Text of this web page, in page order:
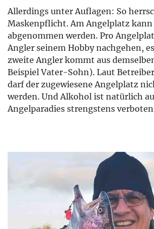
Allerdings unter Auflagen: So
Maskenpflicht. Am Angelplatz kann
abgenommen werden. Pro
Angler seinem Hobby nachgehen,
zweite Angler kommt aus
Beispiel Vater-Sohn). Laut
darf der zugewiesene Angelplatz
werden. Und Alkohol ist natürlich
Angelparadies strengstens